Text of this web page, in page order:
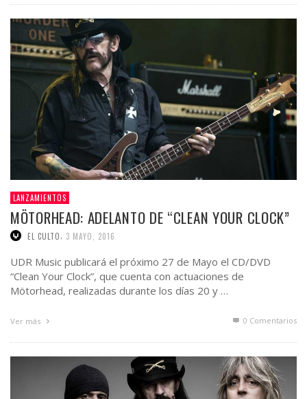
LANZAMIENTOS
MÖTORHEAD: ADELANTO DE “CLEAN YOUR CLOCK”
EL CULTO 3 MAYO, 2016
UDR Music publicará el próximo 27 de Mayo el CD/DVD
“Clean Your Clock”, que cuenta con actuaciones de
Mötorhead, realizadas durante los días 20 y …
Ver más 0 Comentarios